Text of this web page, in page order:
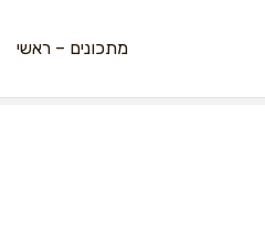
מתכונים – ראשי